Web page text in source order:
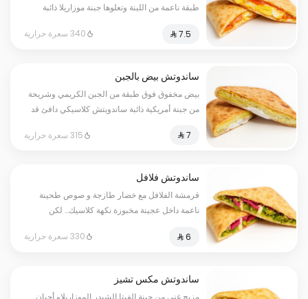
طبقة ناعمة من اللبنة وتعلوها جبنة موزاريلا ذائبة
الأصناف على مسببات الحساسية 340 سعرة حرارية
ساندوتش بيض بالجبن
بيض مخفوق فوق طبقة من الجبن الكريمي وشريحة
من جبنة أمريكية ذائبة ساندويتش كلاسيكي دافئ قد
315 سعرة حرارية
ساندوتش فلافل
قرمشة الفلافل مع خضار طازجة و صوص طحينة
ناعمة داخل عجينة مخبوزة نكهة كلاسيك… لكن
مسببات الحساسية
330 سعرة حرارية
ساندوتش مكس تشيز
مزيج غني من جبنة الفيتا الشيدر الموزاريلاو أجبان